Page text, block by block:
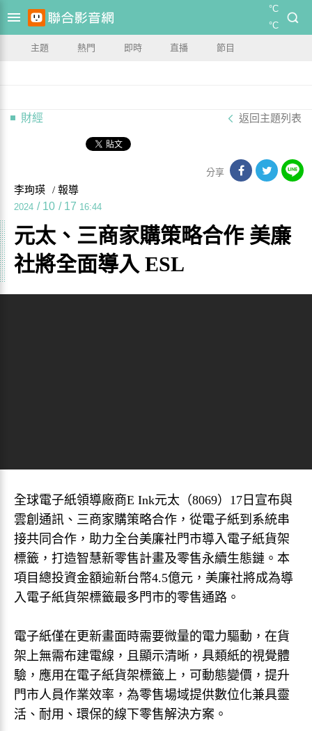
°C
°C
主題 熱門 即時 直播 節目
財經 返回主題列表
分享
李珣瑛 / 報導
2024 / 10 / 17 16:44
元太、三商家購策略合作 美廉
社將全面導入 ESL
全球電子紙領導廠商E Ink元太（8069）17日宣布與
雲創通訊、三商家購策略合作，從電子紙到系統串
接共同合作，助力全台美廉社門市導入電子紙貨架
標籤，打造智慧新零售計畫及零售永續生態鏈。本
項目總投資金額逾新台幣4.5億元，美廉社將成為導
入電子紙貨架標籤最多門市的零售通路。
電子紙僅在更新畫面時需要微量的電力驅動，在貨
架上無需布建電線，且顯示清晰，具類紙的視覺體
驗，應用在電子紙貨架標籤上，可動態變價，提升
門市人員作業效率，為零售場域提供數位化兼具靈
活、耐用、環保的線下零售解決方案。